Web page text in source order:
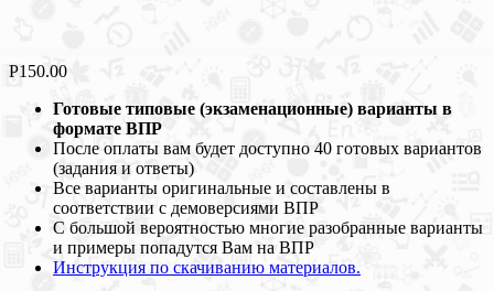
Р150.00
Готовые типовые (экзаменационные) варианты в
формате ВПР
После оплаты вам будет доступно 40 готовых вариантов
(задания и ответы)
Все варианты оригинальные и составлены в
соответствии с демоверсиями ВПР
С большой вероятностью многие разобранные варианты
и примеры попадутся Вам на ВПР
Инструкция по скачиванию материалов.